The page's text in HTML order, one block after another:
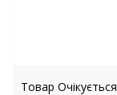
Товар Очікується